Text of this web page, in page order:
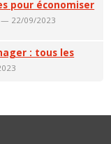
pour économiser
— 22/09/2023
: tous les